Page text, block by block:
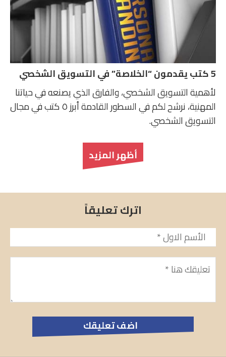
5 كتب يقدمون “الخلاصة” في التسويق الشخصي
لأهمية التسويق الشخصي، والفارق الذي يصنعه في حياتنا
المهنية، نرشح لكم في السطور القادمة أبرز ٥ كتب في مجال
التسويق الشخصي.
أظهر المزيد
اترك تعليقاً
الأسم*
تعليق